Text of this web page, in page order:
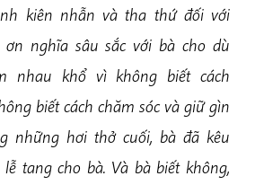
kiên nhẫn và tha thứ đối với
ơn nghĩa sâu sắc với bà cho dù
nhau khổ vì không biết cách
biết cách chăm sóc và giữ gìn
những hơi thở cuối, bà đã kêu
tang cho bà. Và bà biết không,